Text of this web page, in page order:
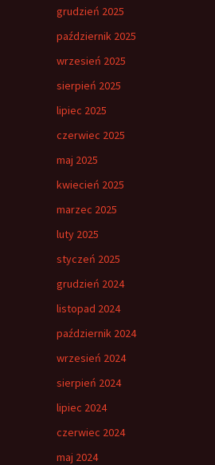
grudzień 2025
październik 2025
wrzesień 2025
sierpień 2025
lipiec 2025
czerwiec 2025
maj 2025
kwiecień 2025
marzec 2025
luty 2025
styczeń 2025
grudzień 2024
listopad 2024
październik 2024
wrzesień 2024
sierpień 2024
lipiec 2024
czerwiec 2024
maj 2024